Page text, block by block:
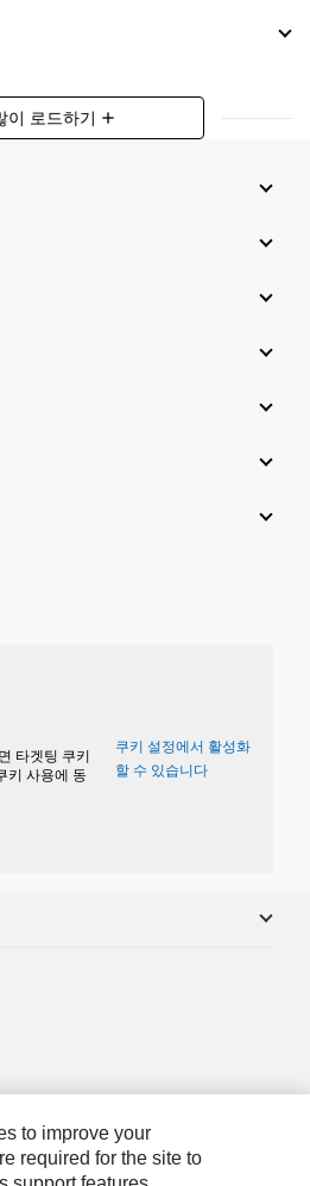
이 로드하기 add
타겟팅 쿠키
키 사용에 동
쿠키 설정에서 활성화
할 수 있습니다
to improve your
required for the site to